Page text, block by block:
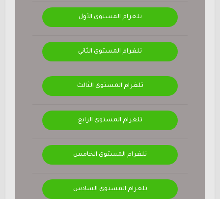
تلغرام المستوى الأول
تلغرام المستوى الثاني
تلغرام المستوى الثالث
تلغرام المستوى الرابع
تلغرام المستوى الخامس
تلغرام المستوى السادس